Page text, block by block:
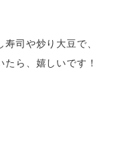
司や炒り大豆で、
ら、嬉しいです！